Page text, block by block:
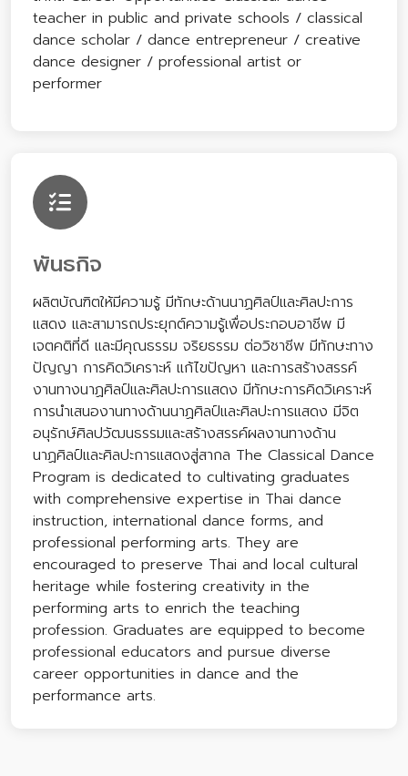
teacher in public and private schools / classical
dance scholar / dance entrepreneur / creative
dance designer / professional artist or
performer
พันธกิจ
ผลิตบัณฑิตให้มีความรู้ มีทักษะด้านนาฏศิลป์และศิลปะการ
แสดง และสามารถประยุกต์ความรู้เพื่อประกอบอาชีพ มี
เจตคติที่ดี และมีคุณธรรม จริยธรรม ต่อวิชาชีพ มีทักษะทาง
ปัญญา การคิดวิเคราะห์ แก้ไขปัญหา และการสร้างสรรค์
งานทางนาฏศิลป์และศิลปะการแสดง มีทักษะการคิดวิเคราะห์
การนําเสนองานทางด้านนาฏศิลป์และศิลปะการแสดง มีจิต
อนุรักษ์ศิลปวัฒนธรรมและสร้างสรรค์ผลงานทางด้าน
นาฏศิลป์และศิลปะการแสดงสู่สากล The Classical Dance
Program is dedicated to cultivating graduates
with comprehensive expertise in Thai dance
instruction, international dance forms, and
professional performing arts. They are
encouraged to preserve Thai and local cultural
heritage while fostering creativity in the
performing arts to enrich the teaching
profession. Graduates are equipped to become
professional educators and pursue diverse
career opportunities in dance and the
performance arts.